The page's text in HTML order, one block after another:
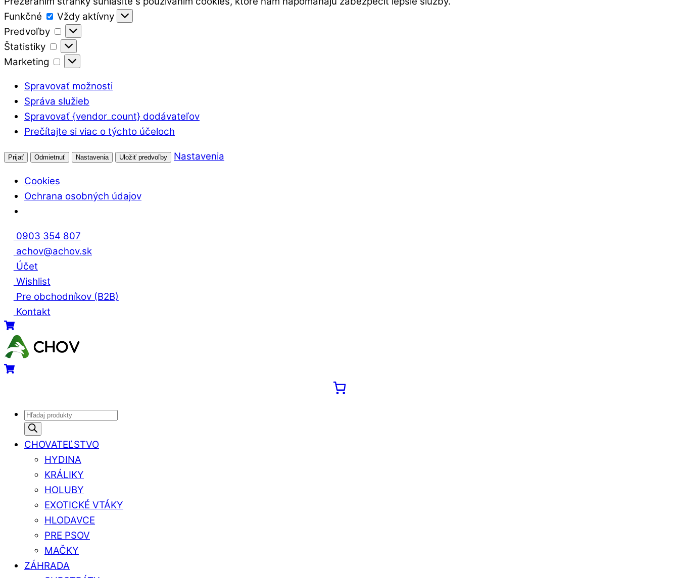
Funkčné
Funkčné
Vždy aktívny
Predvoľby
Predvoľby
Štatistiky
Štatistiky
Marketing
Marketing
Spravovať možnosti
Správa služieb
Spravovať {vendor_count} dodávateľov
Prečítajte si viac o týchto účeloch
Prijať Odmietnuť Nastavenia Uložiť predvoľby Nastavenia
Cookies
Ochrana osobných údajov
Skip
content
0903 354 807
achov@achov.sk
Účet
Wishlist
Pre obchodníkov (B2B)
Kontakt
Menu
Cart
Cart
Products
search
CHOVATEĽSTVO
HYDINA
KRÁLIKY
HOLUBY
EXOTICKÉ VTÁKY
HLODAVCE
PRE PSOV
MAČKY
ZÁHRADA